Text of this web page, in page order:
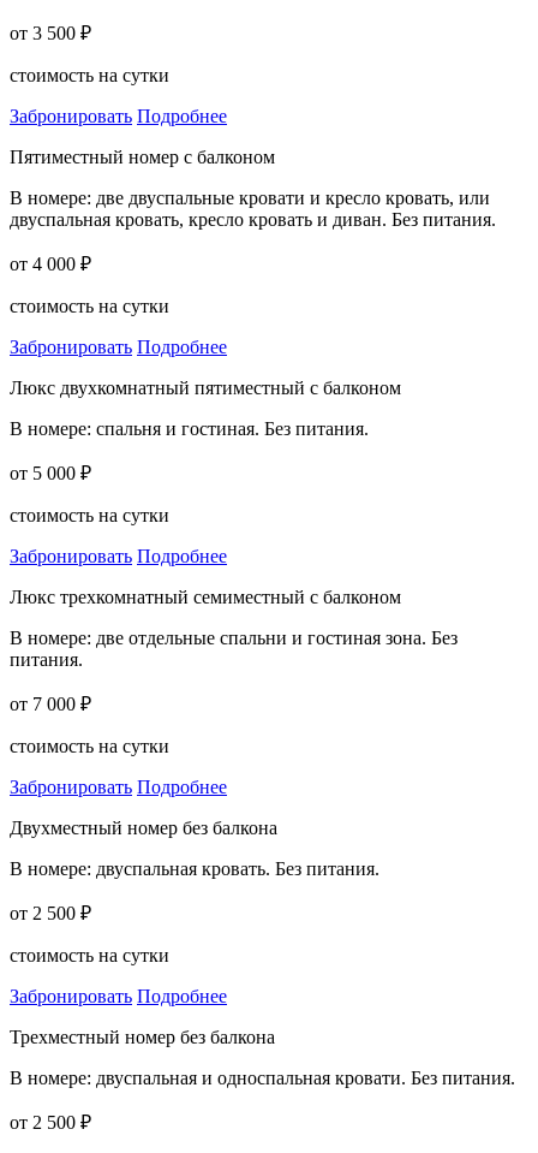
от 3 500 ₽
стоимость на сутки
Забронировать Подробнее
Пятиместный номер с балконом
В номере: две двуспальные кровати и кресло кровать, или
двуспальная кровать, кресло кровать и диван. Без питания.
от 4 000 ₽
стоимость на сутки
Забронировать Подробнее
Люкс двухкомнатный пятиместный с балконом
В номере: спальня и гостиная. Без питания.
от 5 000 ₽
стоимость на сутки
Забронировать Подробнее
Люкс трехкомнатный семиместный с балконом
В номере: две отдельные спальни и гостиная зона. Без
питания.
от 7 000 ₽
стоимость на сутки
Забронировать Подробнее
Двухместный номер без балкона
В номере: двуспальная кровать. Без питания.
от 2 500 ₽
стоимость на сутки
Забронировать Подробнее
Трехместный номер без балкона
В номере: двуспальная и односпальная кровати. Без питания.
от 2 500 ₽